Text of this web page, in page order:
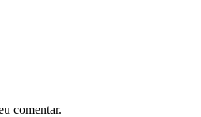
comentar.